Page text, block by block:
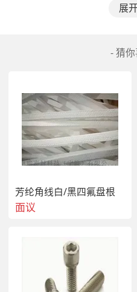
缘和隔音性能，  的机械加工
缘，隔热材料，仪器设备，
展开
- 猜
芳纶角线白/黑四氟盘根
面议